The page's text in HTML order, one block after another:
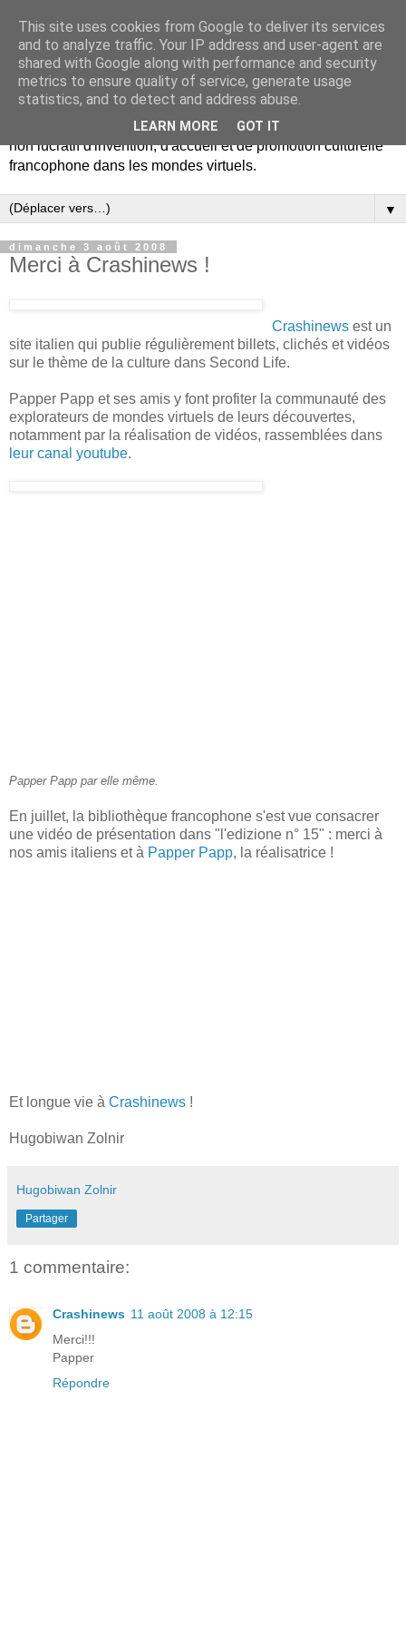
Bibliothèque Francophone
du metavers
La bibliothèque francophone du metavers est un projet à but
non lucratif d'invention, d'accueil et de promotion culturelle
francophone dans les mondes virtuels.
▼
dimanche 3 août 2008
Merci à Crashinews !
Crashinews est un
site italien qui publie régulièrement billets, clichés et vidéos
sur le thème de la culture dans Second Life.
Papper Papp et ses amis y font profiter la communauté des
explorateurs de mondes virtuels de leurs découvertes,
notamment par la réalisation de vidéos, rassemblées dans
leur canal youtube.
Papper Papp par elle même.
En juillet, la bibliothèque francophone s'est vue consacrer
une vidéo de présentation dans "l'edizione n° 15" : merci à
nos amis italiens et à Papper Papp, la réalisatrice !
Et longue vie à Crashinews !
Hugobiwan Zolnir
Hugobiwan Zolnir
Partager
1 commentaire:
Crashinews 11 août 2008 à 12:15
Merci!!!
Papper
Répondre
This site uses cookies from Google to deliver its services
and to analyze traffic. Your IP address and user-agent are
shared with Google along with performance and security
metrics to ensure quality of service, generate usage
statistics, and to detect and address abuse.
LEARN MORE GOT IT